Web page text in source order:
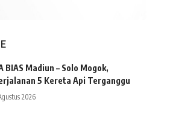
BIAS Madiun – Solo Mogok,
5 Kereta Api Terganggu
2026